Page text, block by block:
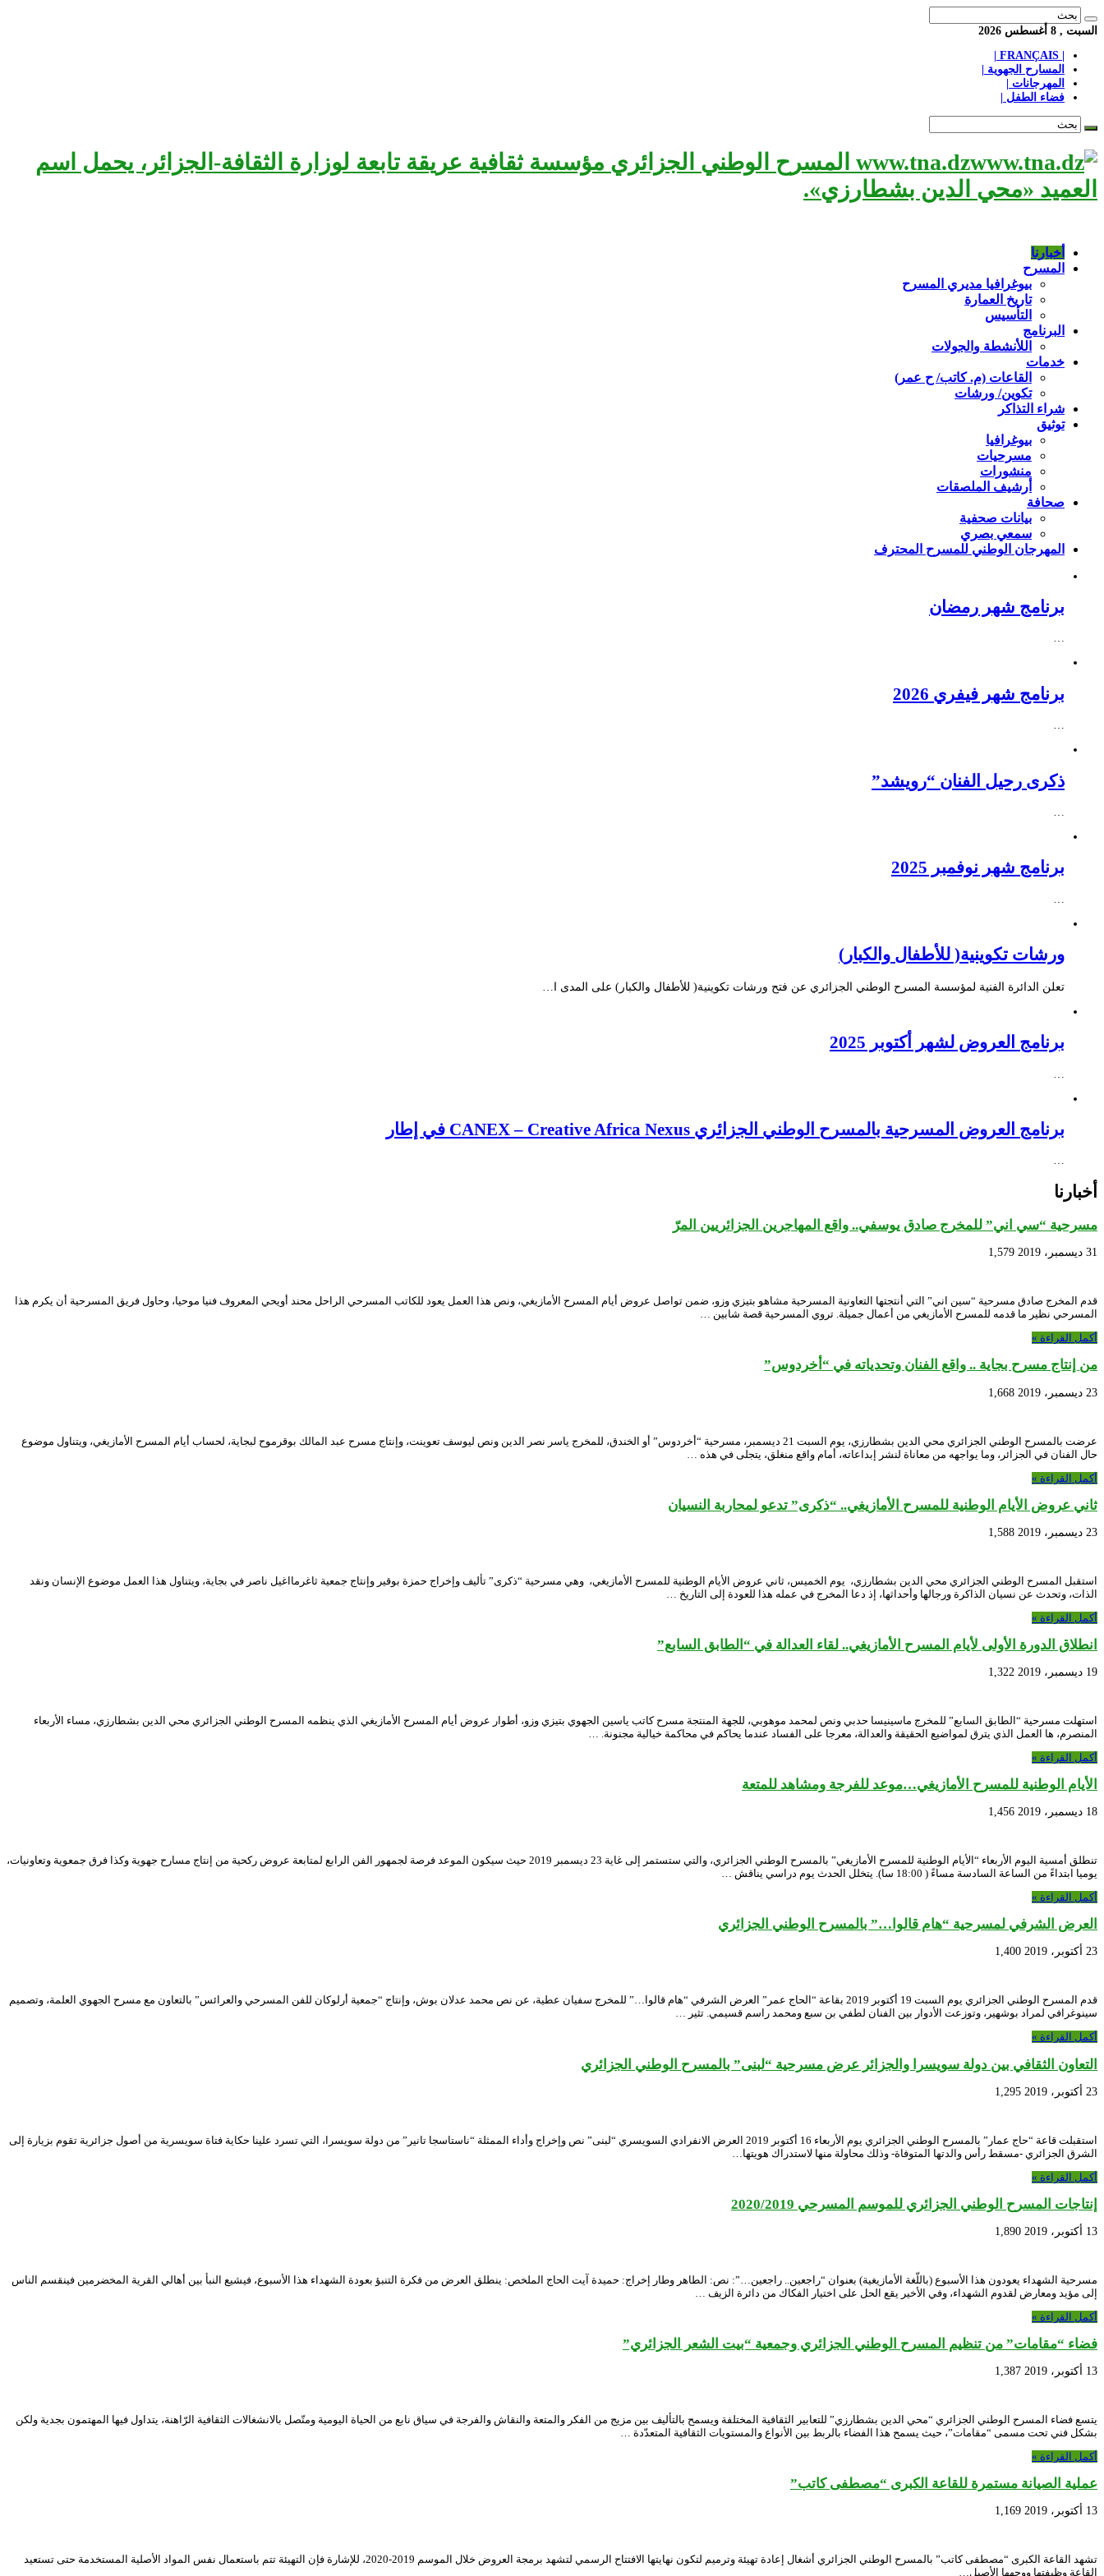
السبت , 8 أغسطس 2026
المسارح الجهوية |
المهرجانات |
فضاء الطفل |
www.tna.dz المسرح الوطني الجزائري مؤسسة ثقافية عريقة تابعة لوزارة الثقافة-الجزائر، يحمل اسم
العميد «محي الدين بشطارزي».
أخبارنا
المسرح
بيوغرافيا مديري المسرح
تاريخ العمارة
التأسيس
البرنامج
اللأنشطة والجولات
خدمات
القاعات (م. كاتب/ ح عمر)
تكوين/ ورشات
شراء التذاكر
توثيق
بيوغرافيا
مسرحيات
منشورات
أرشيف الملصقات
صحافة
بيانات صحفية
سمعي بصري
المهرجان الوطني للمسرح المحترف
برنامج شهر رمضان
…
برنامج شهر فيفري 2026
…
ذكرى رحيل الفنان “رويشد”
…
برنامج شهر نوفمبر 2025
ورشات تكوينية( للأطفال والكبار)
تعلن الدائرة الفنية لمؤسسة المسرح الوطني الجزائري عن فتح ورشات تكوينية( للأطفال والكبار) على المدى ا…
برنامج العروض لشهر أكتوبر 2025
برنامج العروض المسرحية بالمسرح الوطني الجزائري CANEX – Creative Africa Nexus في إطار
…
أخبارنا
مسرحية “سي اني” للمخرج صادق يوسفي.. واقع المهاجرين الجزائريين المرّ
31 ديسمبر، 2019 1,579
قدم المخرج صادق مسرحية “سين اني” التي أنتجتها التعاونية المسرحية مشاهو بتيزي وزو، ضمن تواصل عروض أيام المسرح الأمازيغي، ونص هذا العمل يعود للكاتب المسرحي الراحل محند أويحي المعروف فنيا موحيا، وحاول فريق المسرحية أن يكرم هذا
المسرحي نظير ما قدمه للمسرح الأمازيغي من أعمال جميلة. تروي المسرحية قصة شابين …
أكمل القراءة »
من إنتاج مسرح بجاية .. واقع الفنان وتحدياته في “أخردوس”
23 ديسمبر، 2019 1,668
عرضت بالمسرح الوطني الجزائري محي الدين بشطارزي، يوم السبت 21 ديسمبر، مسرحية “أخردوس” أو الخندق، للمخرج ياسر نصر الدين ونص ليوسف تعوينت، وإنتاج مسرح عبد المالك بوقرموح لبجاية، لحساب أيام المسرح الأمازيغي، ويتناول موضوع
حال الفنان في الجزائر، وما يواجهه من معاناة لنشر إبداعاته، أمام واقع منغلق، يتجلى في هذه …
أكمل القراءة »
ثاني عروض الأيام الوطنية للمسرح الأمازيغي.. “ذكرى” تدعو لمحاربة النسيان
23 ديسمبر، 2019 1,588
استقبل المسرح الوطني الجزائري محي الدين بشطارزي، يوم الخميس، ثاني عروض الأيام الوطنية للمسرح الأمازيغي، وهي مسرحية “ذكرى” تأليف وإخراج حمزة بوقير وإنتاج جمعية ثاغرمااغيل ناصر في بجاية، ويتناول هذا العمل موضوع الإنسان ونقد
الذات، وتحدث عن نسيان الذاكرة ورجالها وأحداثها، إذ دعا المخرج في عمله هذا للعودة إلى التاريخ …
أكمل القراءة »
انطلاق الدورة الأولى لأيام المسرح الأمازيغي.. لقاء العدالة في “الطابق السابع”
19 ديسمبر، 2019 1,322
استهلت مسرحية “الطابق السابع” للمخرج ماسينيسا حدبي ونص لمحمد موهوبي، للجهة المنتجة مسرح كاتب ياسين الجهوي بتيزي وزو، أطوار عروض أيام المسرح الأمازيغي الذي ينظمه المسرح الوطني الجزائري محي الدين بشطارزي، مساء الأربعاء
المنصرم، ها العمل الذي يترق لمواضيع الحقيقة والعدالة، معرجا على الفساد عندما يحاكم في محاكمة خيالية مجنونة. …
أكمل القراءة »
الأيام الوطنية للمسرح الأمازيغي…موعد للفرجة ومشاهد للمتعة
18 ديسمبر، 2019 1,456
تنطلق أمسية اليوم الأربعاء “الأيام الوطنية للمسرح الأمازيغي” بالمسرح الوطني الجزائري، والتي ستستمر إلى غاية 23 ديسمبر 2019 حيث سيكون الموعد فرصة لجمهور الفن الرابع لمتابعة عروض ركحية من إنتاج مسارح جهوية وكذا فرق جمعوية وتعاونيات،
يوميا ابتداءً من الساعة السادسة مساءً ( 18:00 سا). يتخلل الحدث يوم دراسي يناقش …
أكمل القراءة »
العرض الشرفي لمسرحية “هام قالوا…” بالمسرح الوطني الجزائري
23 أكتوبر، 2019 1,400
قدم المسرح الوطني الجزائري يوم السبت 19 أكتوبر 2019 بقاعة “الحاج عمر” العرض الشرفي “هام قالوا…” للمخرج سفيان عطية، عن نص محمد عدلان بوش، وإنتاج “جمعية أرلوكان للفن المسرحي والعرائس” بالتعاون مع مسرح الجهوي العلمة، وتصميم
سينوغرافي لمراد بوشهير، وتوزعت الأدوار بين الفنان لطفي بن سبع ومحمد راسم قسيمي. تثير …
أكمل القراءة »
التعاون الثقافي بين دولة سويسرا والجزائر عرض مسرحية “لبنى” بالمسرح الوطني الجزائري
23 أكتوبر، 2019 1,295
استقبلت قاعة “حاج عمار” بالمسرح الوطني الجزائري يوم الأربعاء 16 أكتوبر 2019 العرض الانفرادي السويسري “لبنى” نص وإخراج وأداء الممثلة “ناستاسجا تانير” من دولة سويسرا، التي تسرد علينا حكاية فتاة سويسرية من أصول جزائرية تقوم بزيارة إلى
الشرق الجزائري -مسقط رأس والدتها المتوفاة- وذلك محاولة منها لاستدراك هويتها…
أكمل القراءة »
إنتاجات المسرح الوطني الجزائري للموسم المسرحي 2020/2019
13 أكتوبر، 2019 1,890
مسرحية الشهداء يعودون هذا الأسبوع (باللّغة الأمازيغية) بعنوان “راجعين.. راجعين…”: نص: الطاهر وطار إخراج: حميدة آيت الحاج الملخص: ينطلق العرض من فكرة التنبؤ بعودة الشهداء هذا الأسبوع، فيشيع النبأ بين أهالي القرية المخضرمين فينقسم الناس
إلى مؤيد ومعارض لقدوم الشهداء، وفي الأخير يقع الحل على اختيار الفكاك من دائرة الزيف …
أكمل القراءة »
فضاء “مقامات” من تنظيم المسرح الوطني الجزائري وجمعية “بيت الشعر الجزائري”
13 أكتوبر، 2019 1,387
يتسع فضاء المسرح الوطني الجزائري “محي الدين بشطارزي” للتعابير الثقافية المختلفة ويسمح بالتأليف بين مزيج من الفكر والمتعة والنقاش والفرجة في سياق نابع من الحياة اليومية ومتّصل بالانشغالات الثقافية الرّاهنة، يتداول فيها المهتمون بجدية ولكن
بشكل فني تحت مسمى “مقامات”، حيث يسمح هذا الفضاء بالربط بين الأنواع والمستويات الثقافية المتعدّدة …
أكمل القراءة »
عملية الصيانة مستمرة للقاعة الكبرى “مصطفى كاتب”
13 أكتوبر، 2019 1,169
تشهد القاعة الكبرى “مصطفى كاتب” بالمسرح الوطني الجزائري أشغال إعادة تهيئة وترميم لتكون نهايتها الافتتاح الرسمي لتشهد برمجة العروض خلال الموسم 2019-2020، للإشارة فإن التهيئة تتم باستعمال نفس المواد الأصلية المستخدمة حتى تستعيد
القاعة وظيفتها ووجهها الأصيل…